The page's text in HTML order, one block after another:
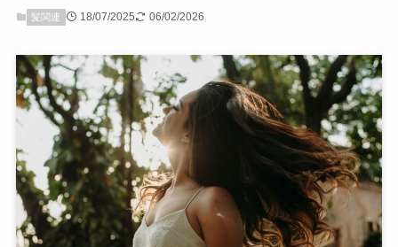
髪関連 18/07/2025 06/02/2026